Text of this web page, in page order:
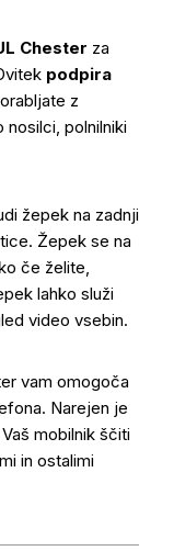
Chester za
podpira
z
polnilniki
žepek na zadnji
Žepek se na
če želite,
lahko služi
video vsebin.
vam omogoča
Narejen je
mobilnik ščiti
in ostalimi